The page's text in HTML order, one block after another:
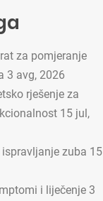
za pomjeranje
3 avg, 2026
rješenje za
15 jul,
zuba 15
i liječenje 3